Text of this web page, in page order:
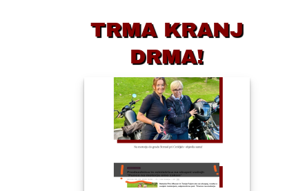
TRMA KRANJ
DRMA!